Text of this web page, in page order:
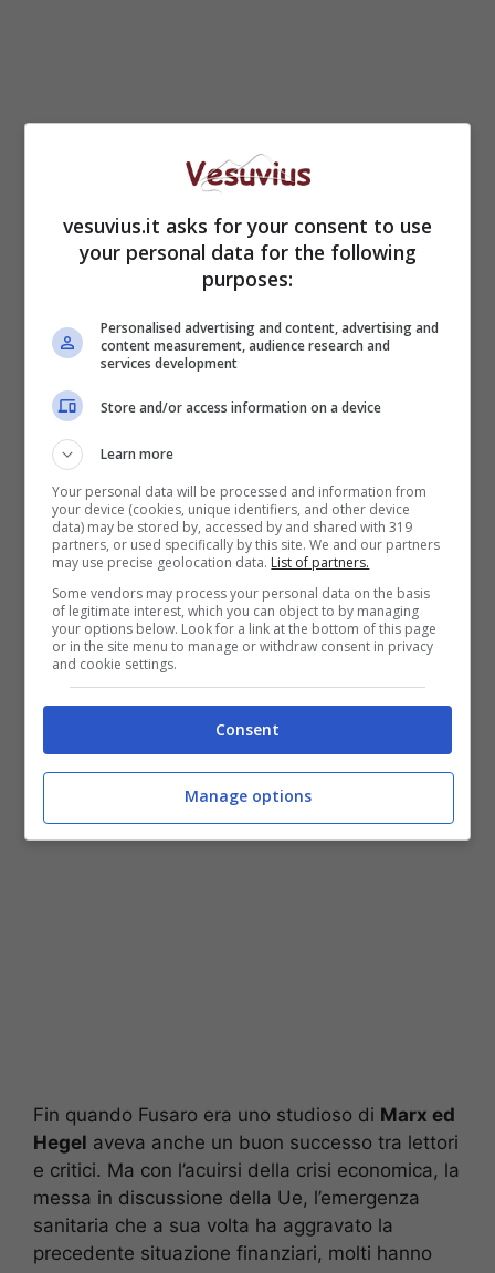
Non è l’Arena, per
Fusaro misure anti-
covid come il regime
https://www.facebook.com/la7fb/posts/101602
95828328662
Perché ci sarebbe un dittatura?Fusaro lo
spiega in pochi punti:esercito in strada
(previsto per il rispetto delle regole) che esula
dalla democrazia, dice, con Cecchi Paone che
attacca che bisogna invece ringraziare;
secondo punto che da marzo si governa con i
Dpcmche aggirano il legislatore e ladivisione
che sono alla base di ogni
Fin quando Fusaro era uno studioso di Marx ed
Hegel aveva anche un buon successo tra lettori
e critici. Ma con l’acuirsi della crisi economica, la
messa in discussione della Ue, l’emergenza
sanitaria che a sua volta ha aggravato la
precedente situazione finanziari, molti hanno
vesuvius.it asks for your consent to use
your personal data for the following
purposes:
Personalised advertising and content, advertising and
content measurement, audience research and
services development
Store and/or access information on a device
Learn more
Your personal data will be processed and information from
your device (cookies, unique identifiers, and other device
data) may be stored by, accessed by and shared with 319
partners, or used specifically by this site. We and our partners
may use precise geolocation data. List of partners.
Some vendors may process your personal data on the basis
of legitimate interest, which you can object to by managing
your options below. Look for a link at the bottom of this page
or in the site menu to manage or withdraw consent in privacy
and cookie settings.
Consent
Manage options